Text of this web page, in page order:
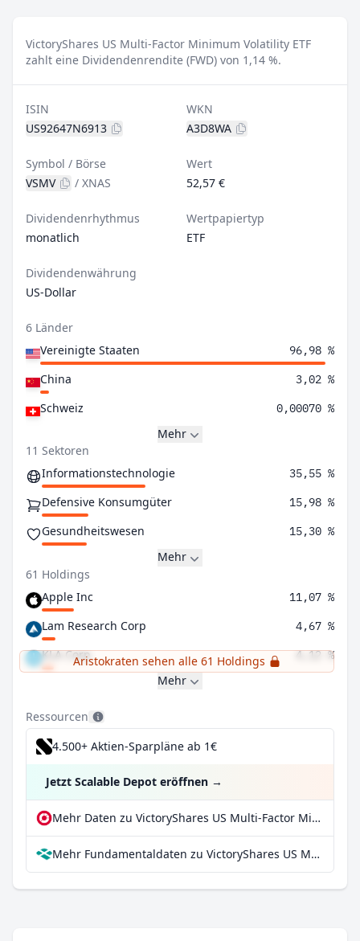
VictoryShares US Multi-Factor Minimum Volatility ETF
zahlt eine Dividendenrendite (FWD) von 1,14 %.
ISIN
US92647N6913
WKN
A3D8WA
Symbol / Börse
VSMV
/ XNAS
Wert
52,57 €
Dividendenrhythmus
monatlich
Wertpapiertyp
ETF
Dividendenwährung
US-Dollar
6 Länder
Vereinigte Staaten
96,98 %
China 3,02 %
Schweiz 0,00070 %
Mehr
11 Sektoren
Informationstechnologie
35,55 %
Defensive Konsumgüter 15,98 %
Gesundheitswesen 15,30 %
Mehr
61 Holdings
Apple Inc
11,07 %
Lam Research Corp 4,67 %
KLA Corp 4,12 %
Aristokraten sehen alle 61 Holdings
Mehr
Ressourcen
4.500+ Aktien-Sparpläne ab 1€
Jetzt Scalable Depot eröffnen →
Mehr Daten zu VictoryShares US Multi-Factor Minimum Volatility ETF bei extraETF
Mehr Fundamentaldaten zu VictoryShares US Multi-Factor Minimum Volatility ETF bei Parqet